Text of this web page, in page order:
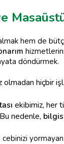
hem de
döndürmek.
olmadan
ekibimiz, her
nedenle,
cebinizi